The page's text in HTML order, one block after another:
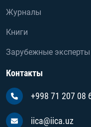
Журналы
Книги
Зарубежные эксперты
Контакты
+998 71 207 08
iica@iica.uz